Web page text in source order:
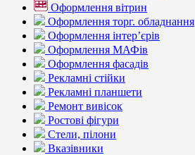
Оформлення вітрин
Оформлення торг. обладнання
Оформлення інтер’єрів
Оформлення МАФів
Оформлення фасадів
Рекламні стійки
Рекламні планшети
Ремонт вивісок
Ростові фігури
Стели, пілони
Вказівники